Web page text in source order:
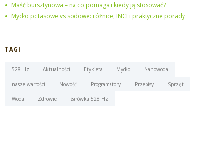
Maść bursztynowa – na co pomaga i kiedy ją stosować?
Mydło potasowe vs sodowe: różnice, INCI i praktyczne porady
TAGI
528 Hz Aktualności Etykieta Mydło Nanowoda
nasze wartości Nowość Programatory Przepisy Sprzęt
Woda Zdrowie żarówka 528 Hz